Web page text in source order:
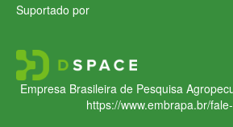
Suportado por
Empresa Brasileira de Pesquisa
https://www.embrapa.br/